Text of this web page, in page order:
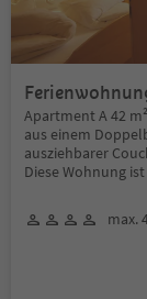
Apartment A 42
aus einem
ausziehbarer
Diese Wohnung
max.